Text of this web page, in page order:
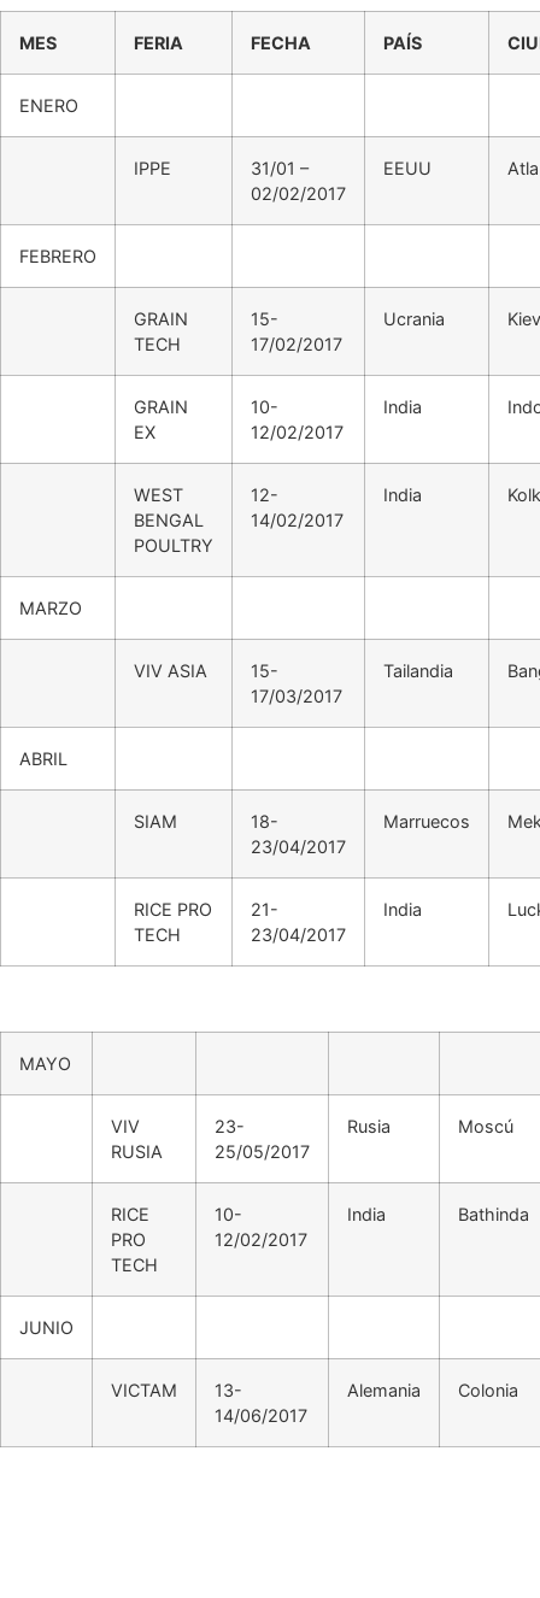
MES FERIA FECHA PAÍS
ENERO
IPPE
31/01 –
02/02/2017
EEUU
FEBRERO
GRAIN
TECH
15-
17/02/2017
Ucrania Kiev
GRAIN
EX
10-
12/02/2017
India
WEST
BENGAL
POULTRY
12-
14/02/2017
India
MARZO
VIV ASIA
15-
17/03/2017
Tailandia
ABRIL
SIAM
18-
23/04/2017
Marruecos
RICE PRO
TECH
21-
23/04/2017
India
MAYO
VIV
RUSIA
23-
25/05/2017
Rusia Moscú
RICE
PRO
TECH
10-
12/02/2017
India Bathinda
JUNIO
VICTAM
13-
14/06/2017
Alemania Colonia